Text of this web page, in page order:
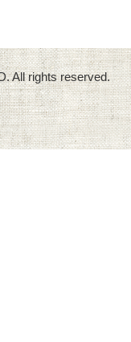
All rights reserved.